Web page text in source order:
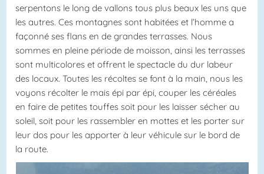
serpentons le long de vallons tous plus beaux les uns que
les autres. Ces montagnes sont habitées et l’homme a
façonné ses flans en de grandes terrasses. Nous
sommes en pleine période de moisson, ainsi les terrasses
sont multicolores et offrent le spectacle du dur labeur
des locaux. Toutes les récoltes se font à la main, nous les
voyons récolter le mais épi par épi, couper les céréales
en faire de petites touffes soit pour les laisser sécher au
soleil, soit pour les rassembler en mottes et les porter sur
leur dos pour les apporter à leur véhicule sur le bord de
la route.